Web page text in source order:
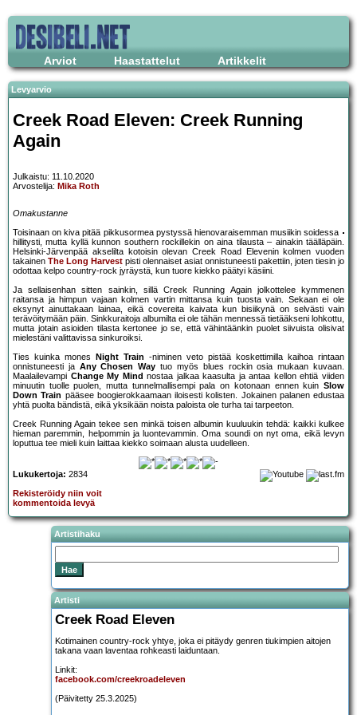
Arviot Haastattelut Artikkelit
Levyarvio
Creek Road Eleven: Creek Running
Again
Julkaistu: 11.10.2020
Arvostelija: Mika Roth
Omakustanne
Toisinaan on kiva pitää pikkusormea pystyssä hienovaraisemman musiikin soidessa
hillitysti, mutta kyllä kunnon southern rockillekin on aina tilausta – ainakin täälläpäin.
Helsinki-Järvenpää akselilta kotoisin olevan Creek Road Elevenin kolmen vuoden
takainen The Long Harvest pisti olennaiset asiat onnistuneesti pakettiin, joten tiesin jo
odottaa kelpo country-rock jyräystä, kun tuore kiekko päätyi käsiini.
Ja sellaisenhan sitten sainkin, sillä Creek Running Again jolkottelee kymmenen
raitansa ja himpun vajaan kolmen vartin mittansa kuin tuosta vain. Sekaan ei ole
eksynyt ainuttakaan lainaa, eikä covereita kaivata kun bisiikynä on selvästi vain
terävöitymään päin. Sinkkuraitoja albumilta ei ole tähän mennessä tietääkseni lohkottu,
mutta jotain asioiden tilasta kertonee jo se, että vähintäänkin puolet siivuista olisivat
mielestäni valittavissa sinkuroiksi.
Ties kuinka mones
Night Train -niminen veto pistää koskettimilla kaihoa rintaan
onnistuneesti ja Any Chosen Way tuo myös blues rockin osia mukaan kuvaan.
Maalailevampi Change My Mind nostaa jalkaa kaasulta ja antaa kellon ehtiä viiden
minuutin tuolle puolen, mutta tunnelmallisempi pala on kotonaan ennen kuin Slow
Down Train pääsee boogierokkaamaan iloisesti kolisten. Jokainen palanen edustaa
yhtä puolta bändistä, eikä yksikään noista paloista ole turha tai tarpeeton.
Creek Running Again tekee sen minkä toisen albumin kuuluukin tehdä: kaikki kulkee
hieman paremmin, helpommin ja luontevammin. Oma soundi on nyt oma, eikä levyn
loputtua tee mieli kuin laittaa kiekko soimaan alusta uudelleen.
Lukukertoja: 2834
Rekisteröidy niin voit
kommentoida levyä
Artistihaku
Artisti
Creek Road Eleven
Kotimainen country-rock yhtye, joka ei pitäydy genren tiukimpien aitojen
takana vaan laventaa rohkeasti laiduntaan.
Linkit:
facebook.com/creekroadeleven
(Päivitetty 25.3.2025)